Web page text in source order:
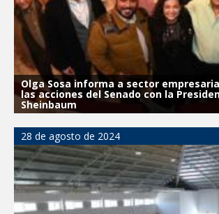
Olga Sosa informa a sector
las acciones del Senado con la
Sheinbaum
28 de agosto de 2024